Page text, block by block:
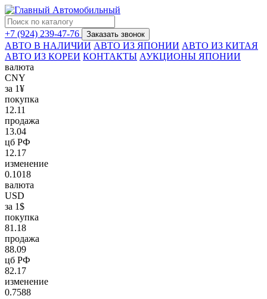
+7 (924) 239-47-76 Заказать звонок
АВТО В НАЛИЧИИ АВТО ИЗ ЯПОНИИ АВТО ИЗ КИТАЯ
АВТО ИЗ КОРЕИ КОНТАКТЫ АУКЦИОНЫ ЯПОНИИ
валюта
CNY
за 1¥
покупка
12.11
продажа
13.04
цб РФ
12.17
изменение
0.1018
валюта
USD
за 1$
покупка
81.18
продажа
88.09
цб РФ
82.17
изменение
0.7588